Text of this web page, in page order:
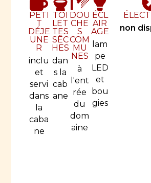
PETI
T
DÉJE
UNE
R
inclu
et
servi
dans
la
caba
ne
TOI
LET
TES
SÊC
HES
dan
s la
cab
ane
DOU
CHE
S
COM
MU
NES
à
l'ent
rée
du
dom
aine
ÉCL
AIR
AGE
lam
pe
LED
et
bou
gies
non